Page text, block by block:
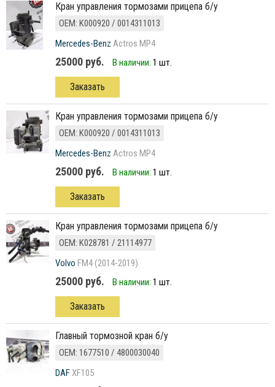
кран управления тормозами прицепа б/у
ОЕМ: K000920 / 0014311013
Mercedes-Benz Actros MP4
25000 руб. В наличии: 1 шт.
Заказать
кран управления тормозами прицепа б/у
ОЕМ: K000920 / 0014311013
Mercedes-Benz Actros MP4
25000 руб. В наличии: 1 шт.
Заказать
кран управления тормозами прицепа б/у
ОЕМ: K028781 / 21114977
Volvo FM4 (2014-2019)
25000 руб. В наличии: 1 шт.
Заказать
главный тормозной кран б/у
ОЕМ: 1677510 / 4800030040
DAFXF105